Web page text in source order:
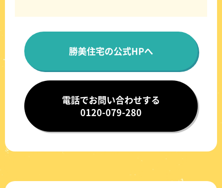
勝美住宅の公式HPへ
電話でお問い合わせする
0120-079-280